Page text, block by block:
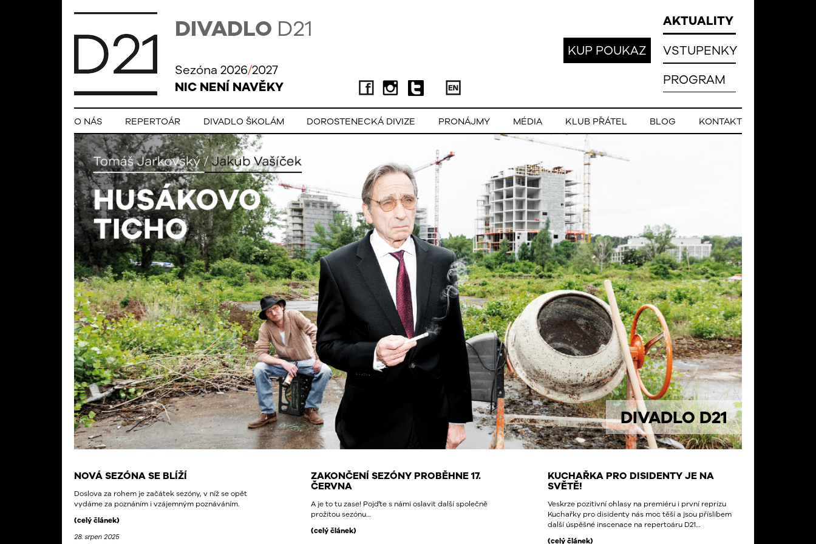
DIVADLO D21
Sezóna 2026/2027
NIC NENÍ NAVĚKY
AKTUALITY
VSTUPENKY
PROGRAM
KUP POUKAZ
O NÁS REPERTOÁR DIVADLO ŠKOLÁM DOROSTENECKÁ DIVIZE PRONÁJMY MÉDIA KLUB PŘÁTEL BLOG KONTAKT
DIVADLO D21
NOVÁ SEZÓNA SE BLÍŽÍ
Doslova za rohem je začátek sezóny, v níž se opět
vydáme za poznáním i vzájemným poznáváním.
(celý článek)
28. srpen 2025
ZAKONČENÍ SEZÓNY PROBĚHNE 17.
ČERVNA
A je to tu zase! Pojďte s námi oslavit další společně
prožitou sezónu…
(celý článek)
KUCHAŘKA PRO DISIDENTY JE NA
SVĚTĚ!
Veskrze pozitivní ohlasy na premiéru i první reprízu
Kuchařky pro disidenty nás moc těší a jsou příslibem
další úspěšné inscenace na repertoáru D21…
(celý článek)